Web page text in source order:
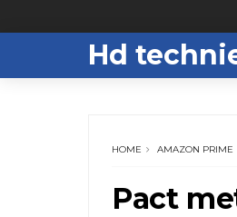
Hd
HOME AMAZON PRIME
Pact